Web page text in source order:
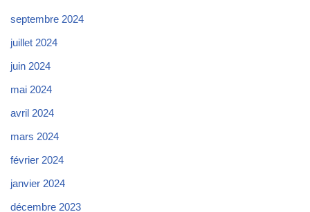
septembre 2024
juillet 2024
juin 2024
mai 2024
avril 2024
mars 2024
février 2024
janvier 2024
décembre 2023